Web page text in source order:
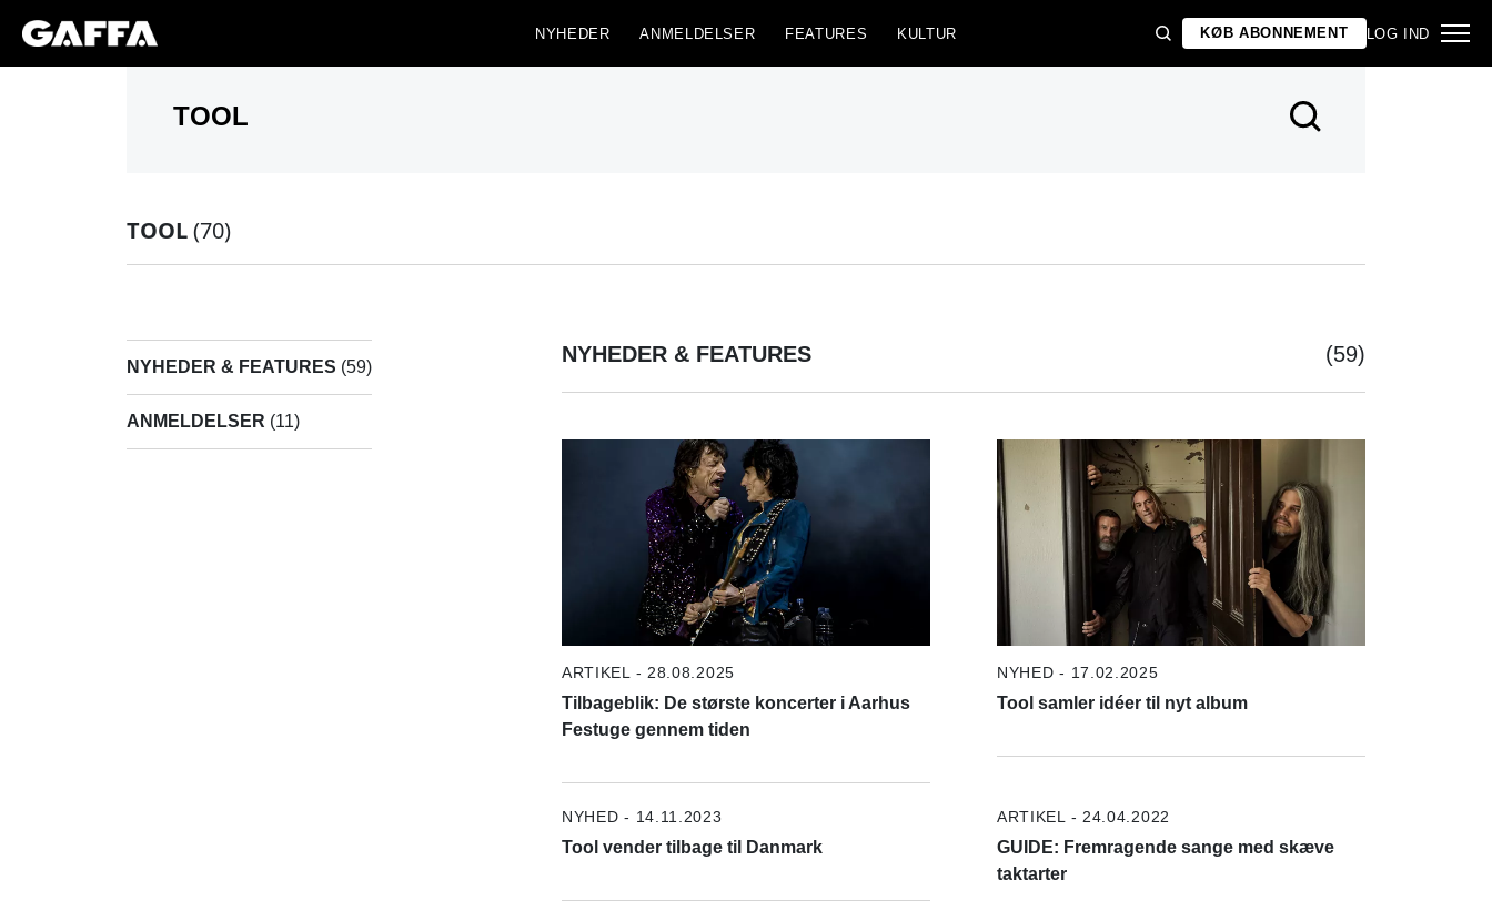
NYHEDER ANMELDELSER FEATURES KULTUR KØB ABONNEMENT LOG IND
TOOL(70)
NYHEDER & FEATURES (59)
ANMELDELSER (11)
NYHEDER & FEATURES (59)
ARTIKEL - 28.08.2025
Tilbageblik: De største koncerter i Aarhus
Festuge gennem tiden
NYHED - 17.02.2025
Tool samler idéer til nyt album
NYHED - 14.11.2023
Tool vender tilbage til Danmark
ARTIKEL - 24.04.2022
GUIDE: Fremragende sange med skæve
taktarter